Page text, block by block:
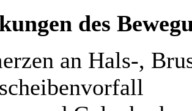
des
an Hals-,